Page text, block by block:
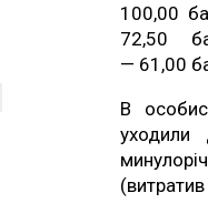
100,00
72,50
— 61,00
В